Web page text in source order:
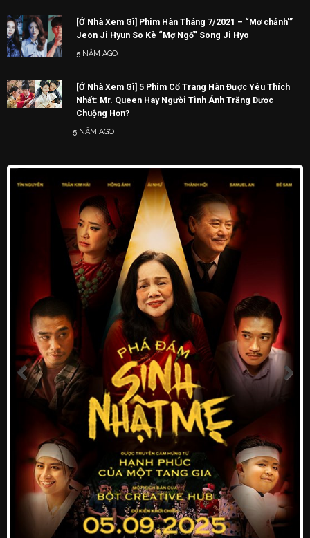
[Ở Nhà Xem Gì] Phim Hàn Tháng 7/2021 – “Mợ chảnh'”
Jeon Ji Hyun So Kè “Mợ Ngố” Song Ji Hyo
5 NĂM AGO
[Ở Nhà Xem Gì] 5 Phim Cổ Trang Hàn Được Yêu Thích
Nhất: Mr. Queen Hay Người Tình Ánh Trăng Được
Chuộng Hơn?
5 NĂM AGO